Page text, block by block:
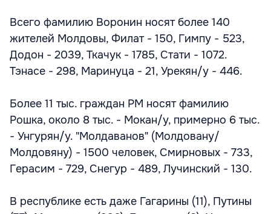
Всего фамилию Воронин носят более 140
жителей Молдовы, Филат - 150, Гимпу - 523,
Додон - 2039, Ткачук - 1785, Стати - 1072.
Тэнасе - 298, Маринуца - 21, Урекян/у - 446.
Более 11 тыс. граждан РМ носят фамилию
Рошка, около 8 тыс. - Мокан/у, примерно 6 тыс.
- Унгурян/у. "Молдаванов" (Молдовану/
Молдовяну) - 1500 человек, Смирновых - 733,
Герасим - 729, Снегур - 489, Лучинский - 130.
В республике есть даже Гагарины (11), Путины